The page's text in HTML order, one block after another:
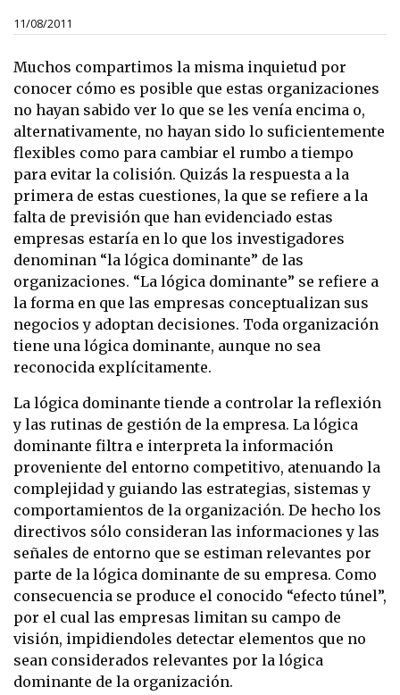
11/08/2011
Muchos compartimos la misma inquietud por
conocer cómo es posible que estas organizaciones
no hayan sabido ver lo que se les venía encima o,
alternativamente, no hayan sido lo suficientemente
flexibles como para cambiar el rumbo a tiempo
para evitar la colisión. Quizás la respuesta a la
primera de estas cuestiones, la que se refiere a la
falta de previsión que han evidenciado estas
empresas estaría en lo que los investigadores
denominan “la lógica dominante” de las
organizaciones. “La lógica dominante” se refiere a
la forma en que las empresas conceptualizan sus
negocios y adoptan decisiones. Toda organización
tiene una lógica dominante, aunque no sea
reconocida explícitamente.
La lógica dominante tiende a controlar la reflexión
y las rutinas de gestión de la empresa. La lógica
dominante filtra e interpreta la información
proveniente del entorno competitivo, atenuando la
complejidad y guiando las estrategias, sistemas y
comportamientos de la organización. De hecho los
directivos sólo consideran las informaciones y las
señales de entorno que se estiman relevantes por
parte de la lógica dominante de su empresa. Como
consecuencia se produce el conocido “efecto túnel”,
por el cual las empresas limitan su campo de
visión, impidiendoles detectar elementos que no
sean considerados relevantes por la lógica
dominante de la organización.